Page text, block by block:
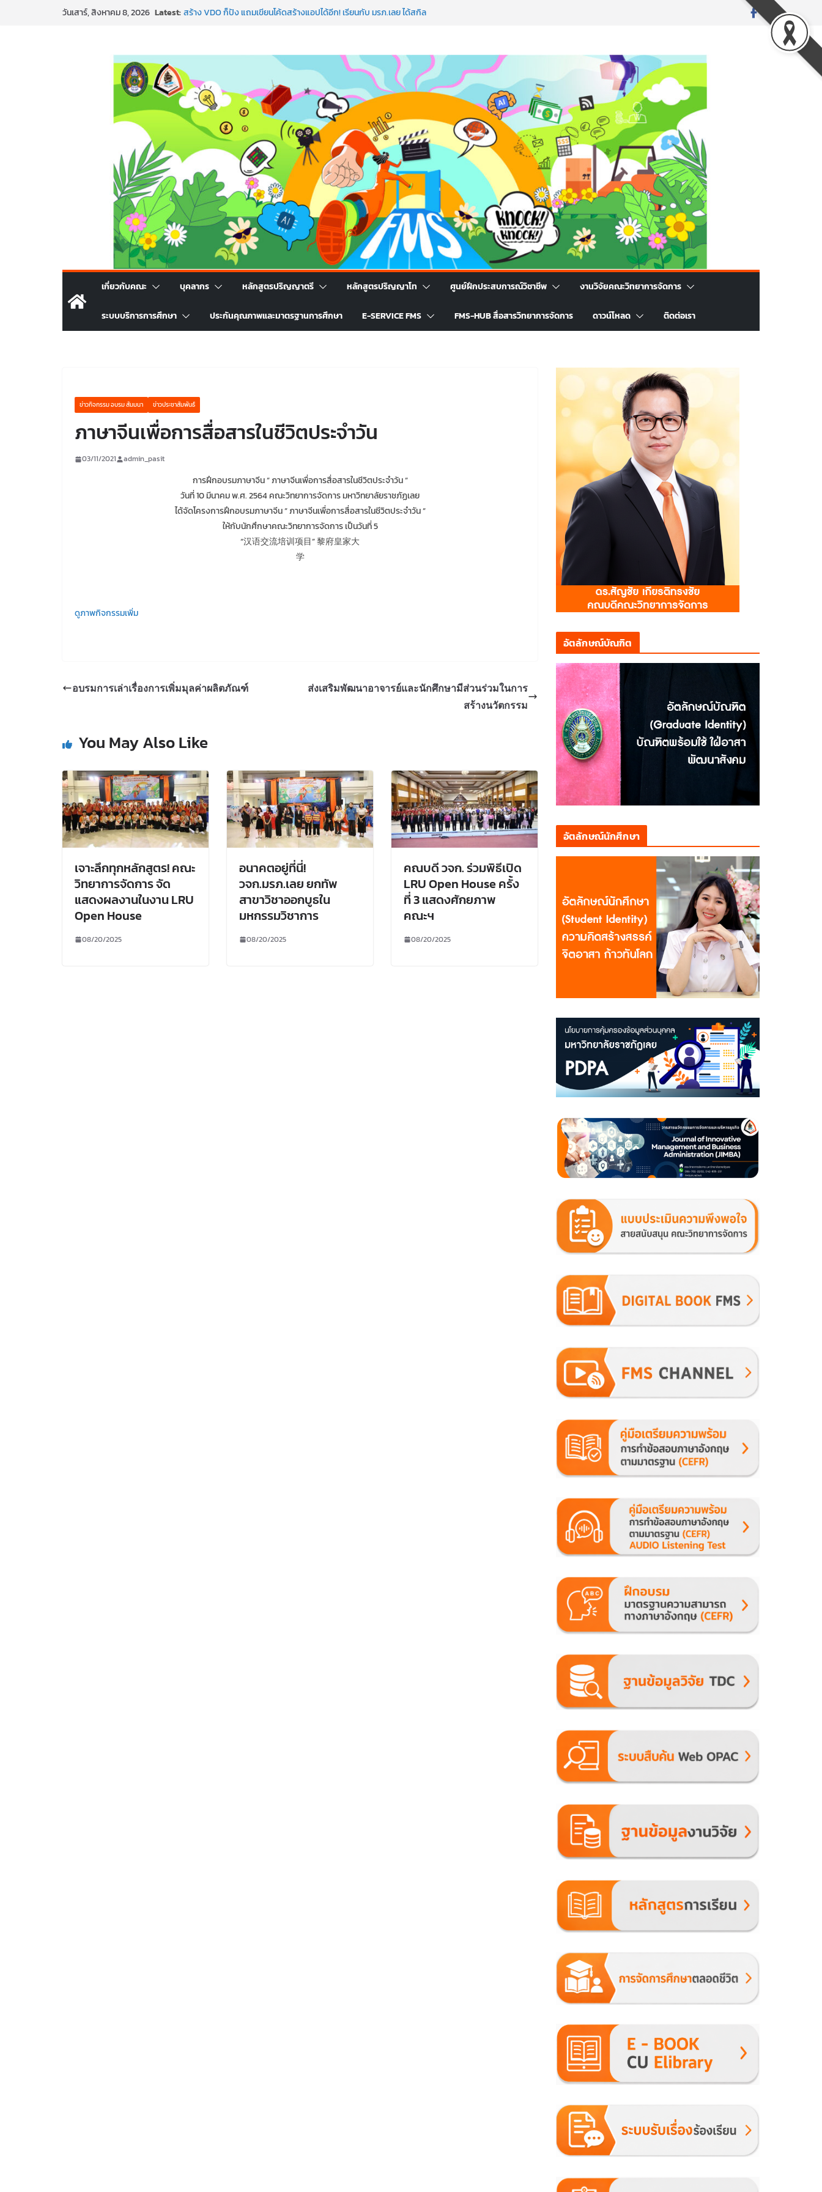
วันเสาร์, สิงหาคม 8, 2026 Latest:สร้าง VDO ก็ปัง แถมเขียนโค้ดสร้างแอปได้อีก! เรียนกับ มรภ.เลย ได้สกิล
พาธุรกิจท้องถิ่นสู่ตลาดโลก ด้วยเทคโนโลยี AI!
SMEs ยุคนี้ ถ้าไม่ใช้ AI ถือว่าพลาดมาก!
เกี่ยวกับคณะ บุคลากร หลักสูตรปริญญาตรี หลักสูตรปริญญาโท ศูนย์ฝึกประสบการณ์วิชาชีพ งานวิจัยคณะวิทยาการจัดการ
ระบบบริการการศึกษา ประกันคุณภาพและมาตรฐานการศึกษา E-SERVICE FMS FMS-HUB สื่อสารวิทยาการจัดการ ดาวน์โหลด ติดต่อเรา
ข่าวกิจกรรม อบรม สัมมนา ข่าวประชาสัมพันธ์
ภาษาจีนเพื่อการสื่อสารในชีวิตประจำวัน
03/11/2021 admin_pasit
การฝึกอบรมภาษาจีน ” ภาษาจีนเพื่อการสื่อสารในชีวิตประจำวัน ”
วันที่ 10 มีนาคม พ.ศ. 2564 คณะวิทยาการจัดการ มหาวิทยาลัยราชภัฏเลย
ได้จัดโครงการฝึกอบรมภาษาจีน ” ภาษาจีนเพื่อการสื่อสารในชีวิตประจำวัน ”
ให้กับนักศึกษาคณะวิทยาการจัดการ เป็นวันที่ 5
“汉语交流培训项目” 黎府皇家大
学
ดูภาพกิจกรรมเพิ่ม
อบรมการเล่าเรื่องการเพิ่มมุลค่าผลิตภัณฑ์
ส่งเสริมพัฒนาอาจารย์และนักศึกษามีส่วนร่วมในการ
สร้างนวัตกรรม
You May Also Like
เจาะลึกทุกหลักสูตร! คณะ
วิทยาการจัดการ จัด
แสดงผลงานในงาน LRU
Open House
08/20/2025
อนาคตอยู่ที่นี่!
วจก.มรภ.เลย ยกทัพ
สาขาวิชาออกบูธใน
มหกรรมวิชาการ
08/20/2025
คณบดี วจก. ร่วมพิธีเปิด
LRU Open House ครั้ง
ที่ 3 แสดงศักยภาพ
คณะฯ
08/20/2025
อัตลักษณ์บัณฑิต
อัตลักษณ์นักศึกษา